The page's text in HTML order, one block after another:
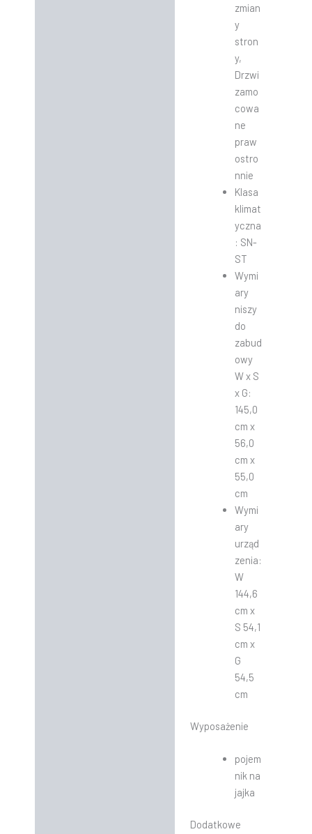
zmian
y
stron
y,
Drzwi
zamo
cowa
ne
praw
ostro
nnie
Klasa
klimat
yczna
: SN-
ST
Wymi
ary
niszy
do
zabud
owy
W x S
x G:
145,0
cm x
56,0
cm x
55,0
cm
Wymi
ary
urząd
zenia:
W
144,6
cm x
S 54,1
cm x
G
54,5
cm
Wyposażenie
pojem
nik na
jajka
Dodatkowe